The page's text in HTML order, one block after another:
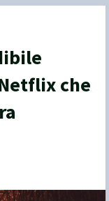
che